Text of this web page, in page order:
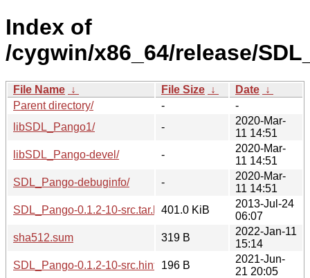
Index of
/cygwin/x86_64/release/
File Name ↓ File Size ↓ Date ↓
Parent directory/
-
-
libSDL_Pango1/
-
2020-Mar-
11 14:51
libSDL_Pango-devel/
-
2020-Mar-
11 14:51
SDL_Pango-debuginfo/
-
2020-Mar-
11 14:51
SDL_Pango-0.1.2-10-src.tar.bz2401.0 KiB
2013-Jul-24
06:07
sha512.sum
319 B
2022-Jan-11
15:14
SDL_Pango-0.1.2-10-src.hint
196 B
2021-Jun-
21 20:05